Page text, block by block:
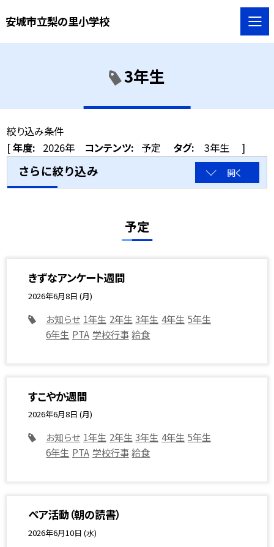
安城市立梨の里小学校
3年生
絞り込み条件
[年度: 2026年 コンテンツ: 予定 タグ: 3年生 ]
さらに絞り込み 開く
予定
きずなアンケート週間
2026年6月8日 (月)
お知らせ 1年生 2年生 3年生 4年生 5年生
6年生 PTA 学校行事 給食
すこやか週間
2026年6月8日 (月)
お知らせ 1年生 2年生 3年生 4年生 5年生
6年生 PTA 学校行事 給食
ペア活動（朝の読書）
2026年6月10日 (水)